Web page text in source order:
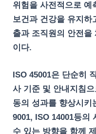
위험을 사전적으로 예
보건과 건강을 유지하
출과 조직원의 안전을
이다.
ISO 45001은 단순히
사 기준 및 안내지침
동의 성과를 향상시키
9001, ISO 14001등의
수 있는 방향을 함께